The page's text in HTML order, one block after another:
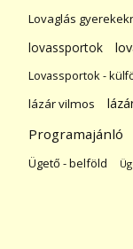
Lovaglás
lovassportok
Lovassportok -
lázár vilmos
Programajánló
Ügető - belföld